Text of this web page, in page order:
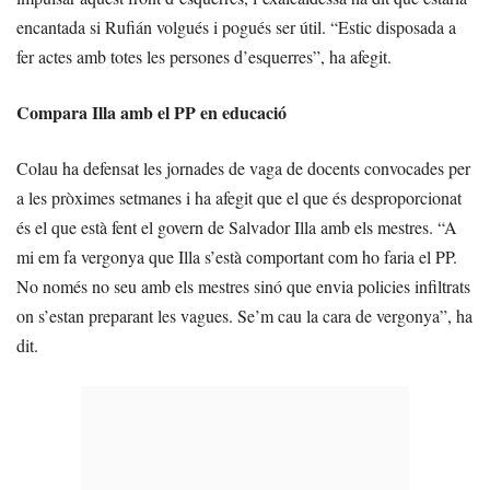
encantada si Rufián volgués i pogués ser útil. “Estic disposada a
fer actes amb totes les persones d’esquerres”, ha afegit.
Compara Illa amb el PP en educació
Colau ha defensat les jornades de vaga de docents convocades per
a les pròximes setmanes i ha afegit que el que és desproporcionat
és el que està fent el govern de Salvador Illa amb els mestres. “A
mi em fa vergonya que Illa s’està comportant com ho faria el PP.
No només no seu amb els mestres sinó que envia policies infiltrats
on s’estan preparant les vagues. Se’m cau la cara de vergonya”, ha
dit.